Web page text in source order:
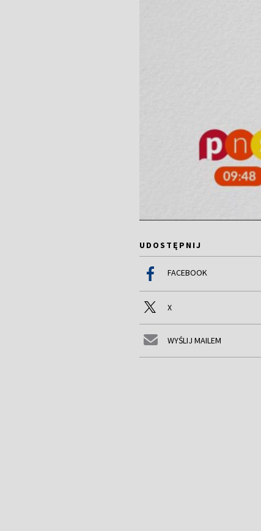
UDOSTĘPNIJ
FACEBOOK
X
WYŚLIJ MAILEM